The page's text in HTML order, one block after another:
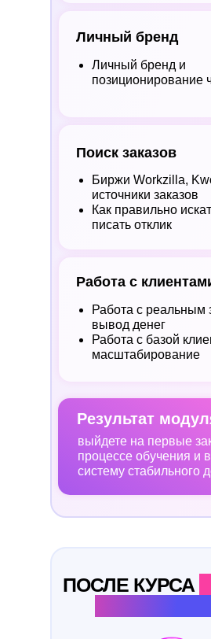
Личный бренд
Личный бренд и
позиционирование
Поиск заказов
Биржи Workzilla,
источники заказов
Как правильно
писать отклик
Работа с
Работа с реальным
вывод денег
Работа с базой
масштабирование
Результат
выйдете на первые
процессе обучения и
систему стабильного
ПОСЛЕ КУРСА